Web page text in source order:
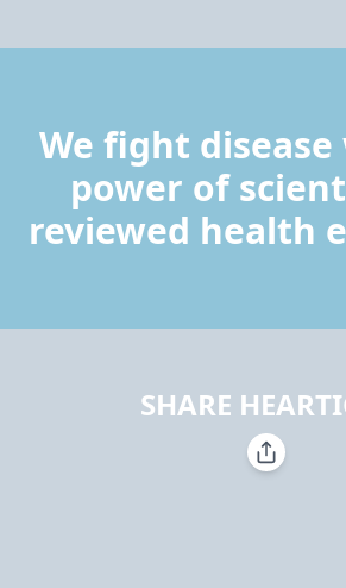
We fight
power of
reviewed health
SHARE